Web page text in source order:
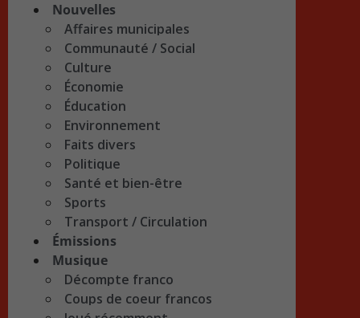
Nouvelles
Affaires municipales
Communauté / Social
Culture
Économie
Éducation
Environnement
Faits divers
Politique
Santé et bien-être
Sports
Transport / Circulation
Émissions
Musique
Décompte franco
Coups de coeur francos